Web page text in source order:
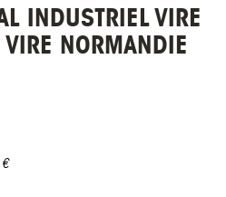
INDUSTRIEL VIRE
NORMANDIE
€